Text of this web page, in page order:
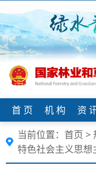
首 页 机 构 资
当前位置： 首页 >
特色社会主义思想